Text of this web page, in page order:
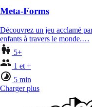
Meta-Forms
Découvrez un jeu acclamé
enfants à travers le monde.…
5+
1 et +
5 min
Charger plus